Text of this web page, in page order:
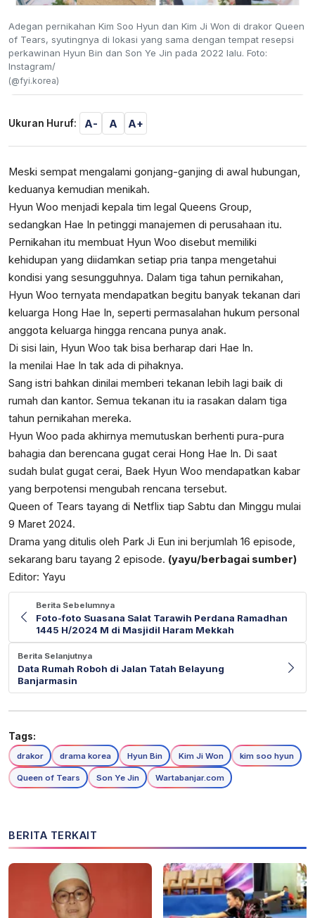
Adegan pernikahan Kim Soo Hyun dan Kim Ji Won di drakor Queen
of Tears, syutingnya di lokasi yang sama dengan tempat resepsi
perkawinan Hyun Bin dan Son Ye Jin pada 2022 lalu. Foto:
Instagram/
(@fyi.korea)
Ukuran Huruf: A- A A+
Meski sempat mengalami gonjang-ganjing di awal hubungan,
keduanya kemudian menikah.
Hyun Woo menjadi kepala tim legal Queens Group,
sedangkan Hae In petinggi manajemen di perusahaan itu.
Pernikahan itu membuat Hyun Woo disebut memiliki
kehidupan yang diidamkan setiap pria tanpa mengetahui
kondisi yang sesungguhnya. Dalam tiga tahun pernikahan,
Hyun Woo ternyata mendapatkan begitu banyak tekanan dari
keluarga Hong Hae In, seperti permasalahan hukum personal
anggota keluarga hingga rencana punya anak.
Di sisi lain, Hyun Woo tak bisa berharap dari Hae In.
Ia menilai Hae In tak ada di pihaknya.
Sang istri bahkan dinilai memberi tekanan lebih lagi baik di
rumah dan kantor. Semua tekanan itu ia rasakan dalam tiga
tahun pernikahan mereka.
Hyun Woo pada akhirnya memutuskan berhenti pura-pura
bahagia dan berencana gugat cerai Hong Hae In. Di saat
sudah bulat gugat cerai, Baek Hyun Woo mendapatkan kabar
yang berpotensi mengubah rencana tersebut.
Queen of Tears tayang di Netflix tiap Sabtu dan Minggu mulai
9 Maret 2024.
Drama yang ditulis oleh Park Ji Eun ini berjumlah 16 episode,
sekarang baru tayang 2 episode. (yayu/berbagai sumber)
Editor: Yayu
Berita Sebelumnya
Foto-foto Suasana Salat Tarawih Perdana Ramadhan
1445 H/2024 M di Masjidil Haram Mekkah
Berita Selanjutnya
Data Rumah Roboh di Jalan Tatah Belayung
Banjarmasin
Tags:
drakor drama korea Hyun Bin Kim Ji Won kim soo hyun
Queen of Tears Son Ye Jin Wartabanjar.com
BERITA TERKAIT